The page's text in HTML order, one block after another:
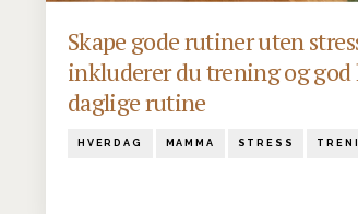
Skape gode rutiner uten
inkluderer du trening og god
daglige rutine
HVERDAG MAMMA STRESS